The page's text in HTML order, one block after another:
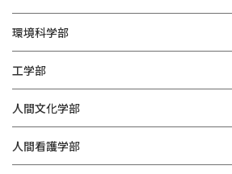
環境科学部
工学部
人間文化学部
人間看護学部